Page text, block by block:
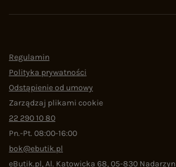
Regulamin
Polityka prywatności
Odstąpienie od umowy
Zarządzaj plikami cookie
22 290 10 80
Pn.-Pt. 08:00-16:00
bok@ebutik.pl
eButik.pl,Al. Katowicka 68,05-830 Nadarzyn